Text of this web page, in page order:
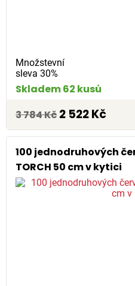
Množstevní
sleva 30%
Skladem 62 kusů
3 784 Kč 2 522 Kč
100 jednodruhových
TORCH 50 cm v kytici